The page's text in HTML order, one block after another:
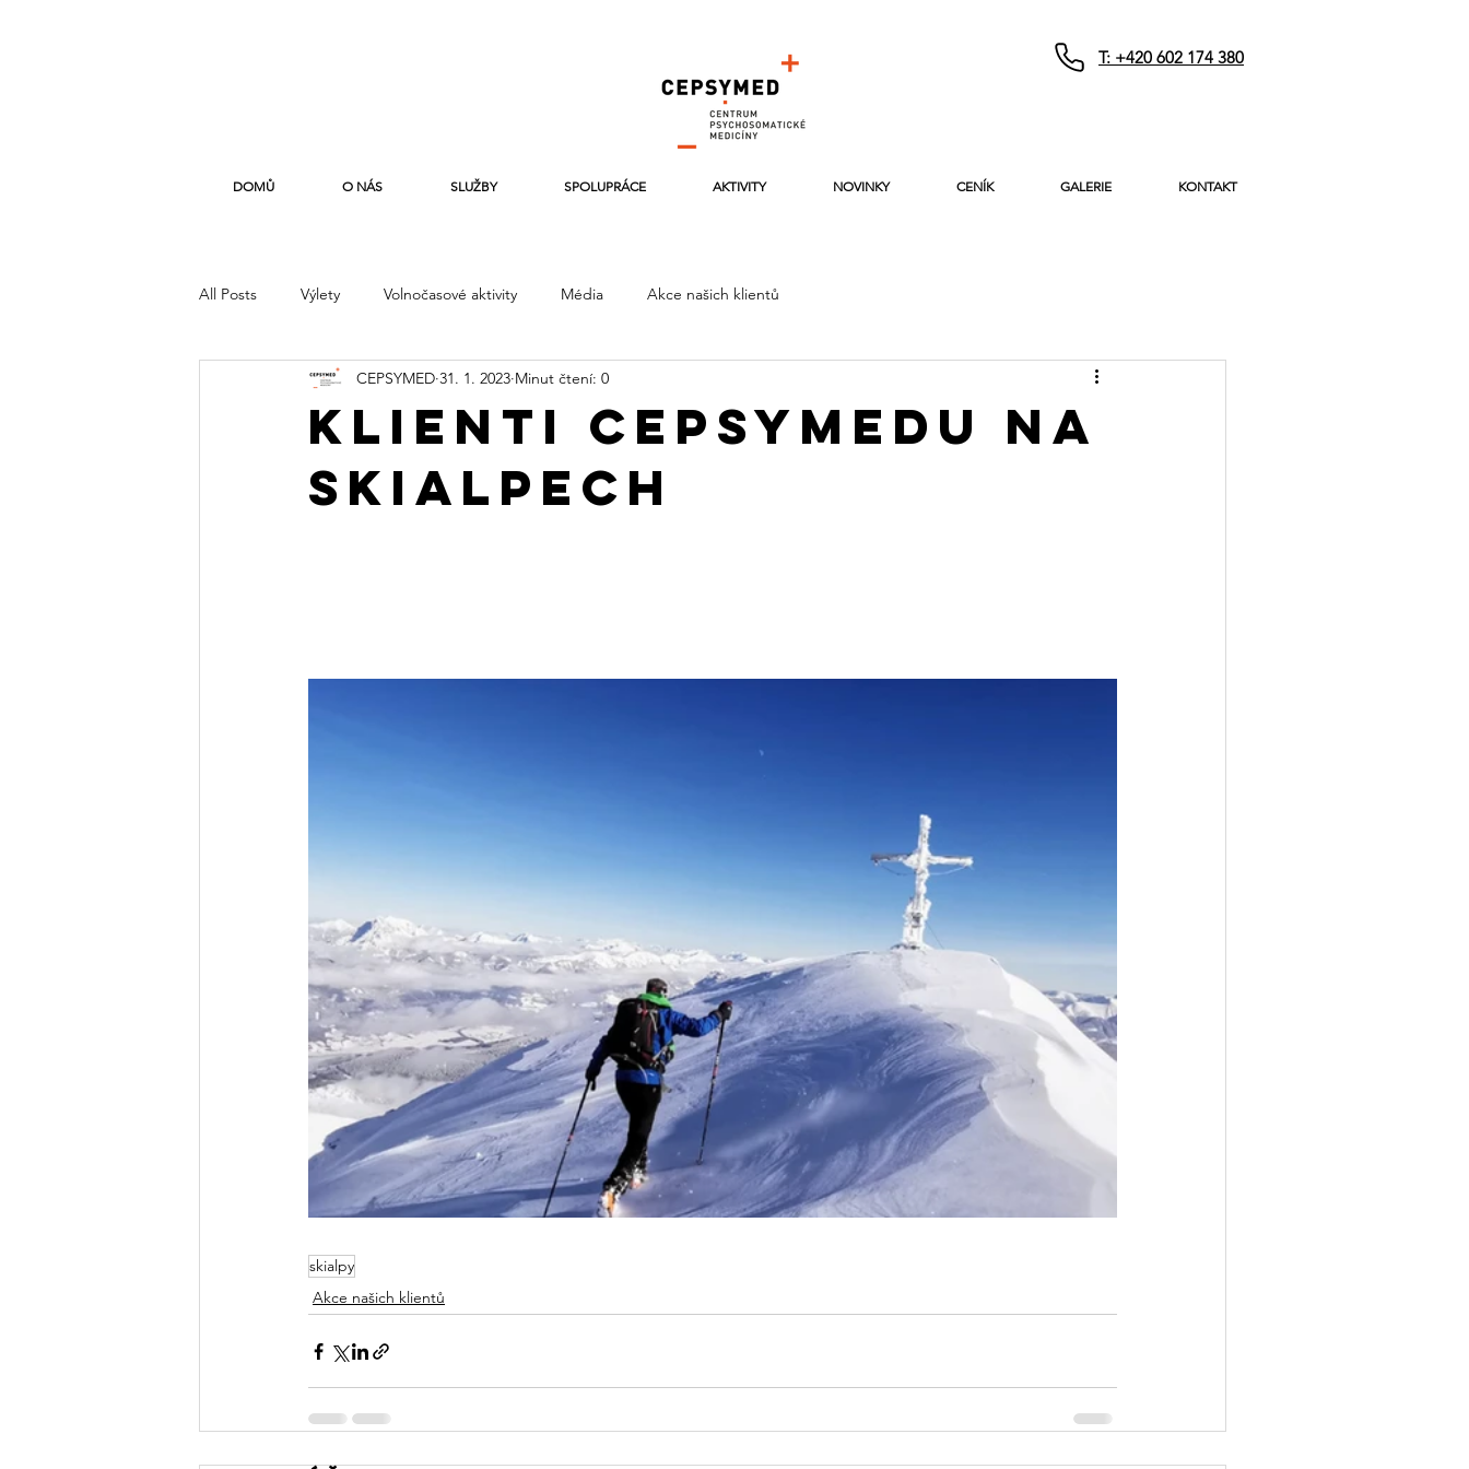
T: +420 602 174 380
DOMŮ O NÁS SLUŽBY SPOLUPRÁCE AKTIVITY NOVINKY CENÍK GALERIE KONTAKT
All Posts Výlety Volnočasové aktivity Média Akce našich klientů
Klienti Cepsymedu na
skialpech
CEPSYMED 31. 1. 2023 Minut čtení: 0
skialpy
Akce našich klientů